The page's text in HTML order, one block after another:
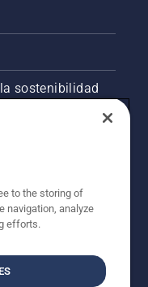
sostenibilidad
to the storing of
navigation, analyze
efforts.